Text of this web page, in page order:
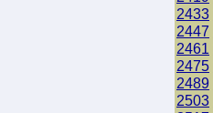
2433
2447
2461
2475
2489
2503